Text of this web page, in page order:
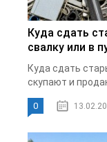
Куда сдать
свалку или в
Куда сдать
скупают и
0